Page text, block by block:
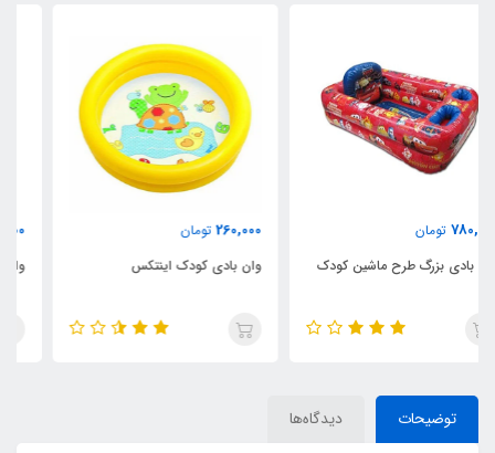
260,000
وان بادی کودک اینتکس
4,500,000
وان بادی اینتایم کد YT-038B
توضیحات دیدگاه‌ها